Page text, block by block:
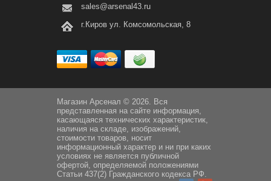
sales@arsenal43.ru
г.Киров ул. Комсомольская, 8
Магазин Арсенал © 2026. Вся
представленная на сайте информация,
касающаяся технических характеристик,
наличия на складе, изображений,
стоимости товаров, носит
информационный характер и ни при каких
условиях не является публичной
офертой, определяемой положениями
Статьи 437(2) Гражданского кодекса РФ.